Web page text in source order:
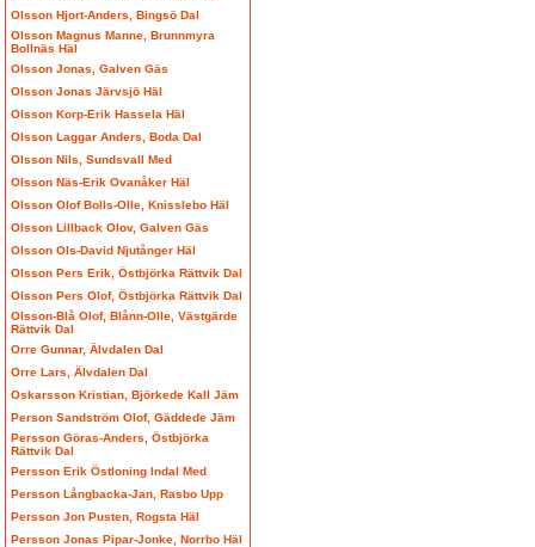
Olsson Hjort-Anders, Bingsö Dal
Olsson Magnus Manne, Brunnmyra
Bollnäs Häl
Olsson Jonas, Galven Gäs
Olsson Jonas Järvsjö Häl
Olsson Korp-Erik Hassela Häl
Olsson Laggar Anders, Boda Dal
Olsson Nils, Sundsvall Med
Olsson Näs-Erik Ovanåker Häl
Olsson Olof Bolls-Olle, Knisslebo Häl
Olsson Lillback Olov, Galven Gäs
Olsson Ols-David Njutånger Häl
Olsson Pers Erik, Östbjörka Rättvik Dal
Olsson Pers Olof, Östbjörka Rättvik Dal
Olsson-Blå Olof, Blånn-Olle, Västgärde
Rättvik Dal
Orre Gunnar, Älvdalen Dal
Orre Lars, Älvdalen Dal
Oskarsson Kristian, Björkede Kall Jäm
Person Sandström Olof, Gäddede Jäm
Persson Göras-Anders, Östbjörka
Rättvik Dal
Persson Erik Östloning Indal Med
Persson Långbacka-Jan, Rasbo Upp
Persson Jon Pusten, Rogsta Häl
Persson Jonas Pipar-Jonke, Norrbo Häl